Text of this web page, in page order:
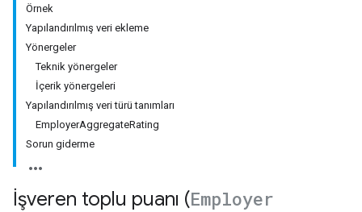
Örnek
Yapılandırılmış veri ekleme
Yönergeler
Teknik yönergeler
İçerik yönergeleri
Yapılandırılmış veri türü tanımları
EmployerAggregateRating
Sorun giderme
İşveren toplu puanı (Employer